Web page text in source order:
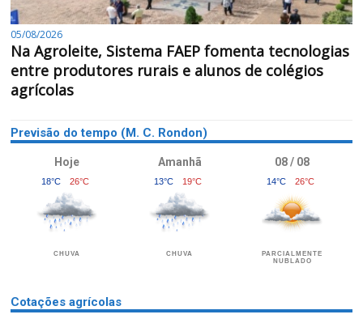
05/08/2026
Na Agroleite, Sistema FAEP fomenta tecnologias
entre produtores rurais e alunos de colégios
agrícolas
Previsão do tempo (M. C. Rondon)
Hoje
18°C 26°C
CHUVA
Amanhã
13°C 19°C
CHUVA
08 / 08
14°C 26°C
PARCIALMENTE
NUBLADO
Cotações agrícolas